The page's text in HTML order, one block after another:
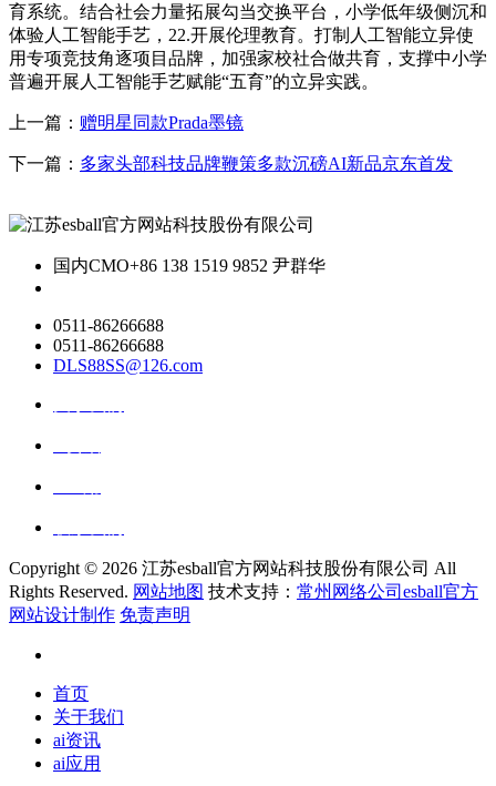
育系统。结合社会力量拓展勾当交换平台，小学低年级侧沉和
体验人工智能手艺，22.开展伦理教育。打制人工智能立异使
用专项竞技角逐项目品牌，加强家校社合做共育，支撑中小学
普遍开展人工智能手艺赋能“五育”的立异实践。
上一篇： 赠明星同款Prada墨镜
下一篇： 多家头部科技品牌鞭策多款沉磅AI新品京东首发
国内CMO+86 138 1519 9852 尹群华
0511-86266688
0511-86266688
DLS88SS@126.com
Copyright © 2026 江苏esball官方网站科技股份有限公司 All
Rights Reserved. 网站地图 技术支持： 常州网络公司esball官方
网站设计制作 免责声明
首页
关于我们
ai资讯
ai应用